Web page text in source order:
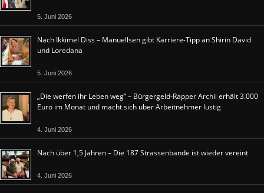
5. Juni 2026
Nach Ikkimel Diss – Manuellsen gibt Karriere-Tipp an Shirin David
und Loredana
5. Juni 2026
„Die werfen ihr Leben weg“ – Bürgergeld-Rapper Archii erhält 3.000
Euro im Monat und macht sich über Arbeitnehmer lustig
4. Juni 2026
Nach über 1,5 Jahren – Die 187 Strassenbande ist wieder vereint
4. Juni 2026